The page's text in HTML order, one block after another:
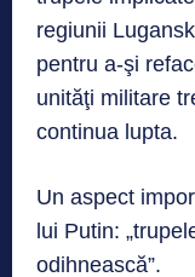
regiunii
pentru a-şi
unităţi militare
continua lupta.
Un aspect
lui Putin:
odihnească”.